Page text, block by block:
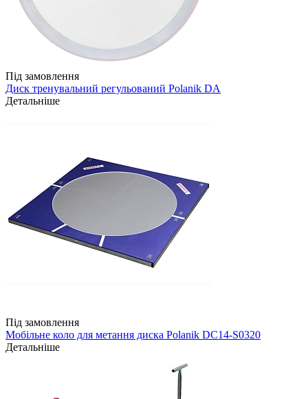
Під замовлення
Диск тренувальний регульований Polanik DA
Детальніше
Під замовлення
Мобільне коло для метання диска Polanik DC14-S0320
Детальніше